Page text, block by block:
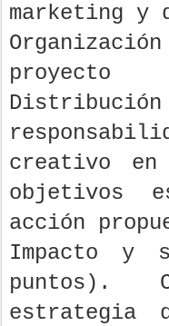
marketing y
creativo
objetivos
acción
Impacto y
puntos).
estrategia